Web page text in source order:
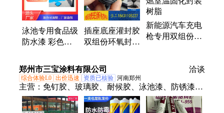
泳池专用食品级
防水漆 彩色防
双组份防水涂料
插座底座灌封胶
双组份环氧封装
水密封树脂
新能源汽车充电
枪专用双组份灌
郑州市三宝涂料有限公司 洽谈
综合体验L0 出价迅速 资质已核验 河南郑州
主营： 免钉胶、玻璃胶、耐候胶、泳池漆、防锈漆、
美缝剂、结构胶、发泡胶、镀铬自喷漆、云石胶、
AB干挂胶、醇酸防锈防腐漆、丙烯酸马路划线漆、